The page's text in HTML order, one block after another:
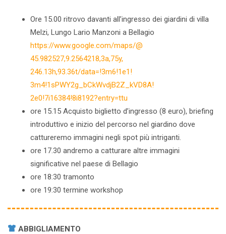
Ore 15.00 ritrovo davanti all’ingresso dei giardini di villa
Melzi, Lungo Lario Manzoni a Bellagio
https://www.google.com/maps/@
45.982527,9.2564218,3a,75y,
246.13h,93.36t/data=!3m6!1e1!
3m4!1sPWY2g_bCkWvdjB2Z_kVD8A!
2e0!7i16384!8i8192?entry=ttu
ore 15.15 Acquisto biglietto d’ingresso (8 euro), briefing
introduttivo e inizio del percorso nel giardino dove
cattureremo immagini negli spot più intriganti.
ore 17.30 andremo a catturare altre immagini
significative nel paese di Bellagio
ore 18:30 tramonto
ore 19:30 termine workshop
ABBIGLIAMENTO